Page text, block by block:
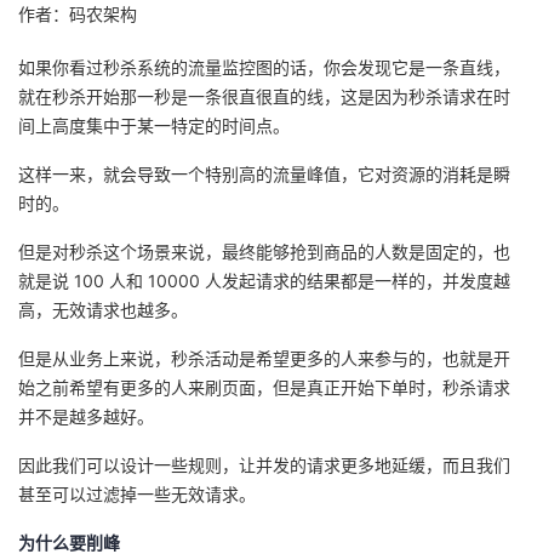
发
者
我
博
客
的
论
坛
我
的
圈
子
我
的
直
播
我
的
活
动
我
的
关
我
的
我
作者：码农架构
如果你看过秒杀系统的流量监控图的话，你会发现它是一条直线，
就在秒杀开始那一秒是一条很直很直的线，这是因为秒杀请求在时
间上高度集中于某一特定的时间点。
这样一来，就会导致一个特别高的流量峰值，它对资源的消耗是瞬
时的。
但是对秒杀这个场景来说，最终能够抢到商品的人数是固定的，也
就是说 100 人和 10000 人发起请求的结果都是一样的，并发度越
高，无效请求也越多。
但是从业务上来说，秒杀活动是希望更多的人来参与的，也就是开
始之前希望有更多的人来刷页面，但是真正开始下单时，秒杀请求
并不是越多越好。
因此我们可以设计一些规则，让并发的请求更多地延缓，而且我们
甚至可以过滤掉一些无效请求。
为什么要削峰